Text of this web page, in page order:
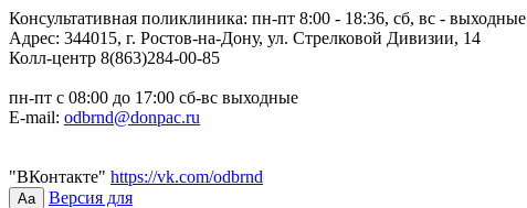
Консультативная поликлиника: пн-пт 8:00 - 18:36, сб, вс - выходные
Адрес: 344015, г. Ростов-на-Дону, ул. Стрелковой Дивизии, 14
Колл-центр 8(863)284-00-85
пн-пт с 08:00 до 17:00 сб-вс выходные
E-mail: odbrnd@donpac.ru
"ВКонтакте" https://vk.com/odbrnd
Aa
Версия для